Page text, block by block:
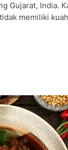
Gujarat, India.
memiliki